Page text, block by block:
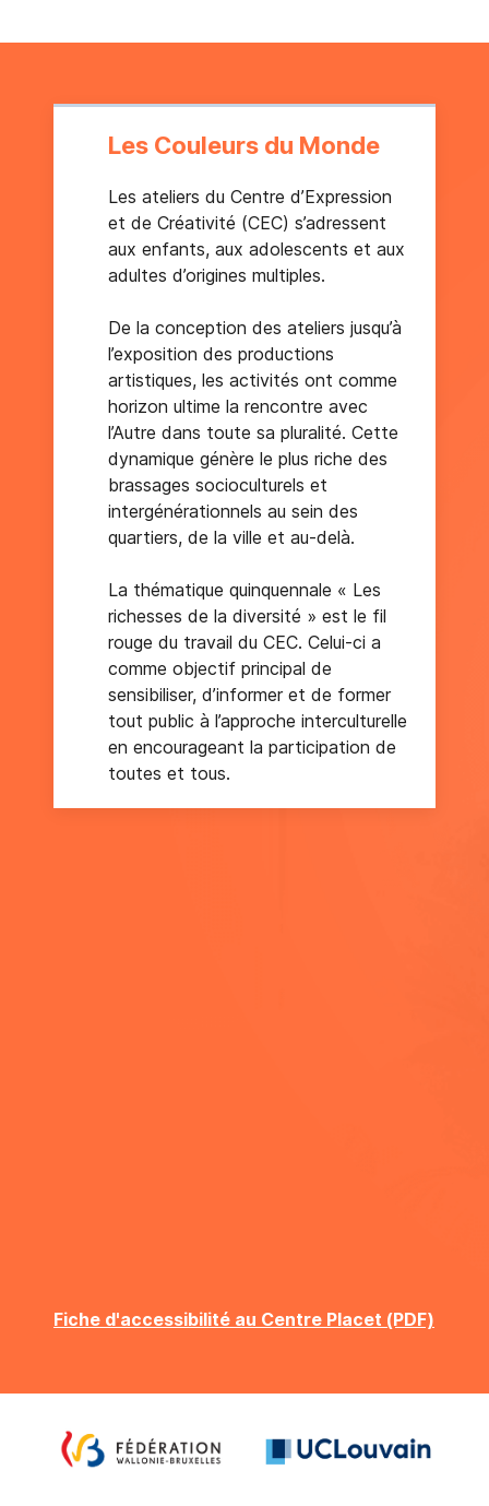
Les Couleurs du Monde
Les ateliers du Centre d’Expression
et de Créativité (CEC) s’adressent
aux enfants, aux adolescents et aux
adultes d’origines multiples.
De la conception des ateliers jusqu’à
l’exposition des productions
artistiques, les activités ont comme
horizon ultime la rencontre avec
l’Autre dans toute sa pluralité. Cette
dynamique génère le plus riche des
brassages socioculturels et
intergénérationnels au sein des
quartiers, de la ville et au-delà.
La thématique quinquennale « Les
richesses de la diversité » est le fil
rouge du travail du CEC. Celui-ci a
comme objectif principal de
sensibiliser, d’informer et de former
tout public à l’approche interculturelle
en encourageant la participation de
toutes et tous.
Fiche d'accessibilité au Centre Placet (PDF)